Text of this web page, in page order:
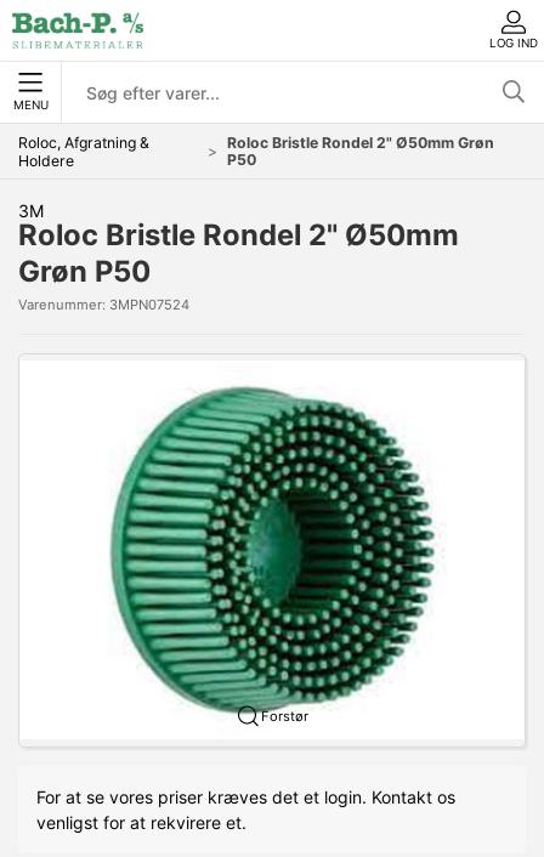
LOG IND
MENU
Roloc, Afgratning &
Holdere
Roloc Bristle Rondel 2" Ø50mm Grøn
P50
3M
Roloc Bristle Rondel 2" Ø50mm
Grøn P50
Varenummer: 3MPN07524
Forstør
For at se vores priser kræves det et login. Kontakt os
venligst for at rekvirere et.